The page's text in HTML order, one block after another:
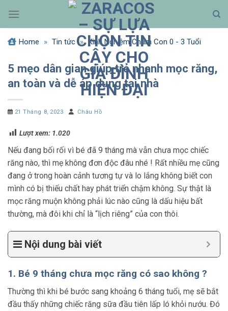
qua
nội
dung Home » Tin tức » Kinh Nghiệm Chăm Con 0 - 3 Tuổi
5 mẹo dân gian giúp trẻ nhanh mọc răng,
an toàn và dễ áp dụng tại nhà
21 Tháng 8, 2023 Châu Hồ
Lượt xem: 1.020
Nếu đang bối rối vì bé đã 9 tháng mà vẫn chưa mọc chiếc
răng nào, thì mẹ không đơn độc đâu nhé ! Rất nhiều mẹ cũng
đang ở trong hoàn cảnh tương tự và lo lắng không biết con
mình có bị thiếu chất hay phát triển chậm không. Sự thật là
mọc răng muộn không phải lúc nào cũng là dấu hiệu bất
thường, mà đôi khi chỉ là “lịch riêng” của con thôi.
Nội dung bài viết
1. Bé 9 tháng chưa mọc răng có sao không ?
Thường thì khi bé bước sang khoảng 6 tháng tuổi, mẹ sẽ bắt
đầu thấy những chiếc răng sữa đầu tiên lấp ló khỏi nướu. Đó